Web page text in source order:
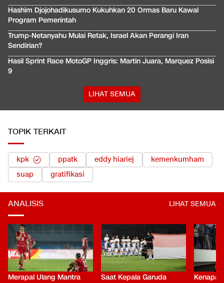
Hashim Djojohadikusumo Kukuhkan 20 Ormas Baru Kawal
Program Pemerintah
Trump-Netanyahu Mulai Retak, Israel Akan Perangi Iran
Sendirian?
Hasil Sprint Race MotoGP Inggris: Martin Juara, Marquez Posisi
9
LIHAT SEMUA
TOPIK TERKAIT
kpk ppatk eddy hiariej
kemenkumham
suap
gratifikasi
ANALISIS LIHAT SEMUA
Merapal Ulang Mantra
Saat Kepala Garuda
Kenapa